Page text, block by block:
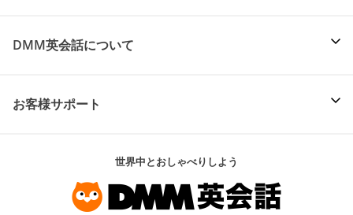
DMM英会話について
お客様サポート
世界中とおしゃべりしよう